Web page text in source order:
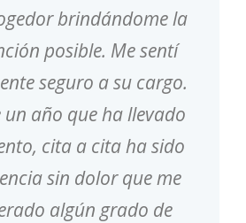
brindándome la
posible. Me sentí
seguro a su cargo.
un año que ha llevado
cita a cita ha sido
sin dolor que me
algún grado de